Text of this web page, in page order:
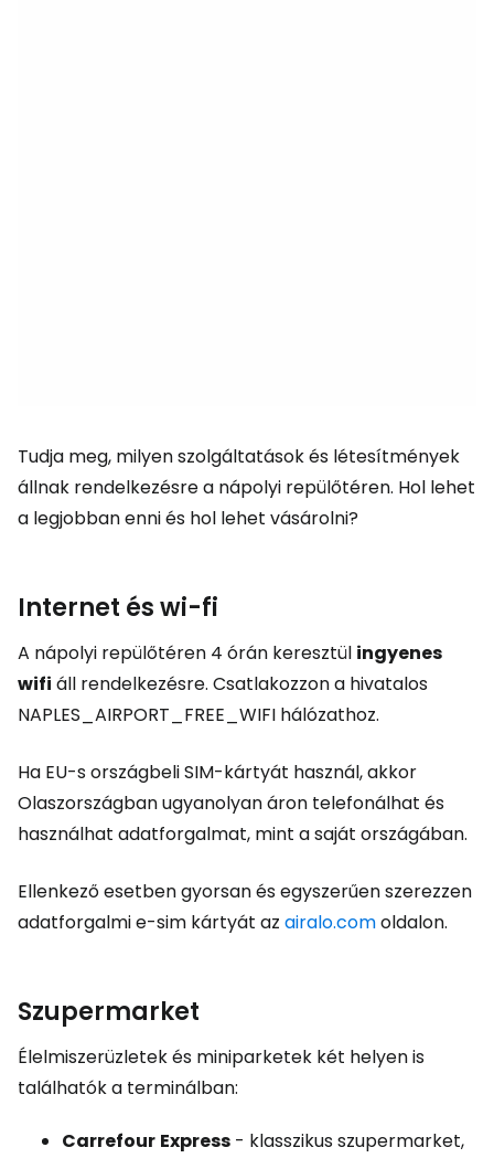
Tudja meg, milyen szolgáltatások és létesítmények
állnak rendelkezésre a nápolyi repülőtéren. Hol lehet
a legjobban enni és hol lehet vásárolni?
Internet és wi-fi
A nápolyi repülőtéren 4 órán keresztül ingyenes
wifi áll rendelkezésre. Csatlakozzon a hivatalos
NAPLES_AIRPORT_FREE_WIFI hálózathoz.
Ha EU-s országbeli SIM-kártyát használ, akkor
Olaszországban ugyanolyan áron telefonálhat és
használhat adatforgalmat, mint a saját országában.
Ellenkező esetben gyorsan és egyszerűen szerezzen
adatforgalmi e-sim kártyát az airalo.comoldalon.
Szupermarket
Élelmiszerüzletek és miniparketek két helyen is
találhatók a terminálban:
Carrefour Express - klasszikus szupermarket,